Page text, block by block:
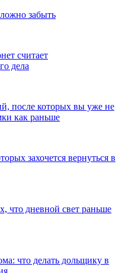
забыть
считает
дела
после которых вы уже не
как раньше
захочется вернуться в
что дневной свет раньше
что делать дольщику в